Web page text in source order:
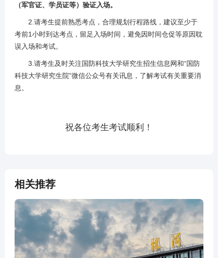
（军官证、学员证等）验证入场。
2.请考生提前熟悉考点，合理规划行程路线，建议至少于
考前1小时到达考点，留足入场时间，避免因时间仓促等原因耽
误入场和考试。
3.请考生及时关注国防科技大学研究生招生信息网和“国防
科技大学研究生院”微信公众号有关讯息，了解考试有关重要消
息。
祝各位考生考试顺利！
相关推荐